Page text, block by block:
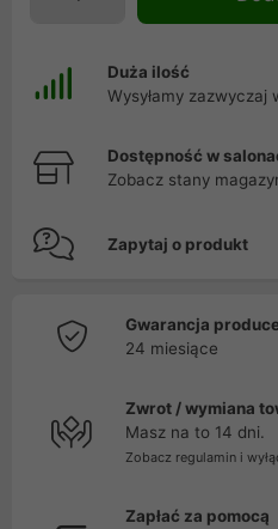
Duża ilość
Wysyłamy zazwyczaj
Dostępność w
Zobacz stany
Zapytaj o produkt
Gwarancja
24 miesiące
Zwrot / wymiana
Masz na to 14 dni.
Zobacz regulamin i
Zapłać za pomocą